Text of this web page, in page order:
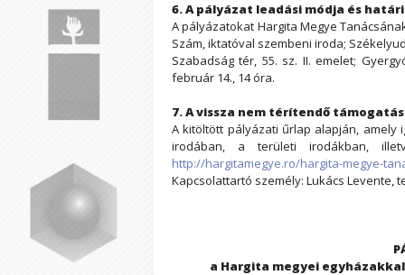
6. A pályázat leadási módja és
A pályázatokat Hargita Megye
Szám, iktatóval szembeni iroda;
Szabadság tér, 55. sz. II. emelet;
február 14., 14 óra.
7. A vissza nem térítendő
A kitöltött pályázati űrlap alapján, amely
irodában, a területi irodákban,
http://hargitamegye.ro/hargita-megye-
Kapcsolattartó személy: Lukács Levente,
a Hargita megyei